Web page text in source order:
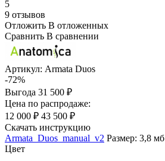
5
9 отзывов
Отложить В отложенных
Сравнить В сравнении
Артикул: Armata Duos
-72%
Выгода 31 500 ₽
Цена по распродаже:
12 000 ₽ 43 500 ₽
Скачать инструкцию
Armata_Duos_manual_v2 Размер: 3,8 мб
Цвет